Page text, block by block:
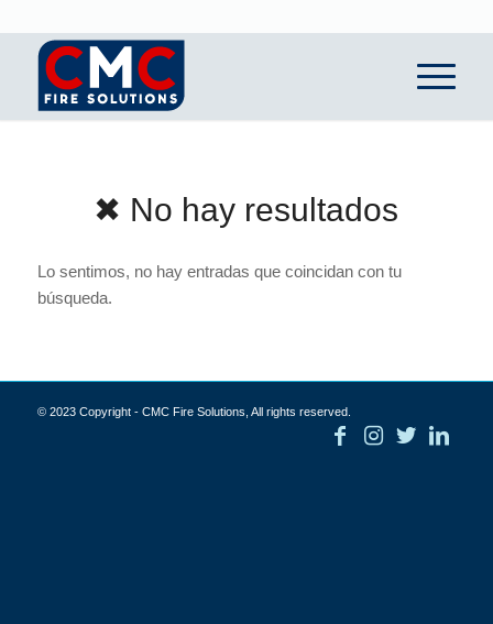
✖ No hay resultados
Lo sentimos, no hay entradas que coincidan con tu
búsqueda.
© 2023 Copyright - CMC Fire Solutions, All rights reserved.